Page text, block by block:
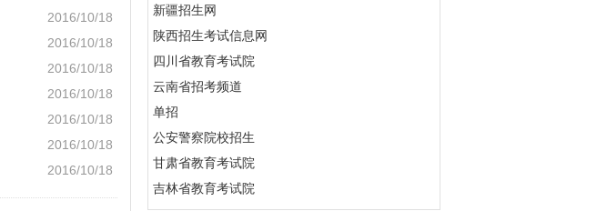
2016/10/18
2016/10/18
2016/10/18
2016/10/18
2016/10/18
2016/10/18
2016/10/18
新疆招生网
陕西招生考试信息网
四川省教育考试院
云南省招考频道
单招
公安警察院校招生
甘肃省教育考试院
吉林省教育考试院